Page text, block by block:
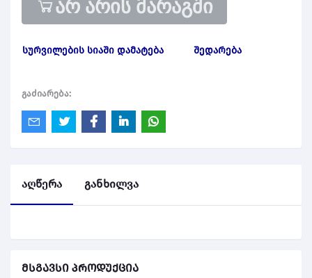
არ არის მარაგში
სურვილების სიაში დამატება შედარება
გაძიარება:
აღწერა განხილვა
მსგავსი პროდუქცია